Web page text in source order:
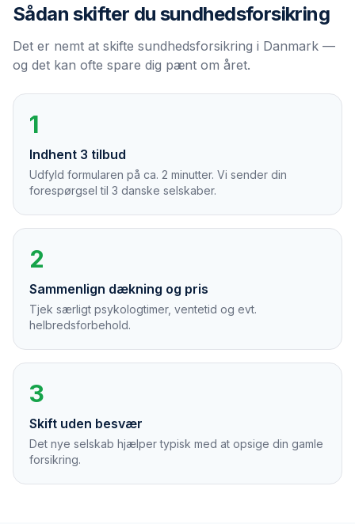
Sådan skifter du sundhedsforsikring
Det er nemt at skifte sundhedsforsikring i Danmark —
og det kan ofte spare dig pænt om året.
1
Indhent 3 tilbud
Udfyld formularen på ca. 2 minutter. Vi sender din
forespørgsel til 3 danske selskaber.
2
Sammenlign dækning og pris
Tjek særligt psykologtimer, ventetid og evt.
helbredsforbehold.
3
Skift uden besvær
Det nye selskab hjælper typisk med at opsige din gamle
forsikring.